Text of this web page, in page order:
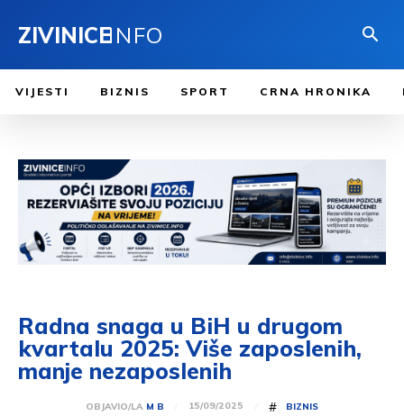
ZIVINICEINFO
VIJESTI BIZNIS SPORT CRNA HRONIKA
Radna snaga u BiH u drugom
kvartalu 2025: Više zaposlenih,
manje nezaposlenih
OBJAVIO/LA M B 15/09/2025 # BIZNIS